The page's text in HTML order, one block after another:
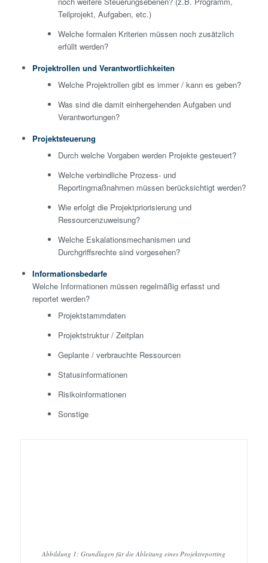
Teilprojekt, Aufgaben, etc.)
Welche formalen Kriterien müssen noch zusätzlich
erfüllt werden?
Projektrollen und Verantwortlichkeiten
Welche Projektrollen gibt es immer / kann es geben?
Was sind die damit einhergehenden Aufgaben und
Verantwortungen?
Projektsteuerung
Durch welche Vorgaben werden Projekte gesteuert?
Welche verbindliche Prozess- und
Reportingmaßnahmen müssen berücksichtigt werden?
Wie erfolgt die Projektpriorisierung und
Ressourcenzuweisung?
Welche Eskalationsmechanismen und
Durchgriffsrechte sind vorgesehen?
Informationsbedarfe
Welche Informationen müssen regelmäßig erfasst und
reportet werden?
Projektstammdaten
Projektstruktur / Zeitplan
Geplante / verbrauchte Ressourcen
Statusinformationen
Risikoinformationen
Sonstige
Abbildung 1: Grundlagen für die Ableitung eines Projektreporting